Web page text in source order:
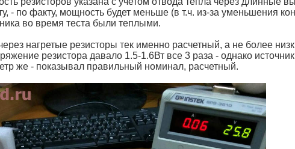
- по факту, мощность будет меньше (в т.ч. из-за уменьшения
во время теста были теплыми.
нагретые резисторы тек именно расчетный, а не более
резистора давало 1.5-1.6Вт все 3 раза - однако
же - показывал правильный номинал, расчетный.